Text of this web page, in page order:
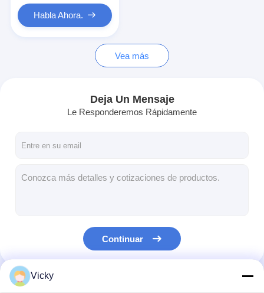
El doble echó a un lado máquina que laminaba
Máquina soplada derretimiento de la tela
Habla Ahora.
Vea más
Deja Un Mensaje
Le Responderemos Rápidamente
Continuar
Nuestras Categorías
Vicky